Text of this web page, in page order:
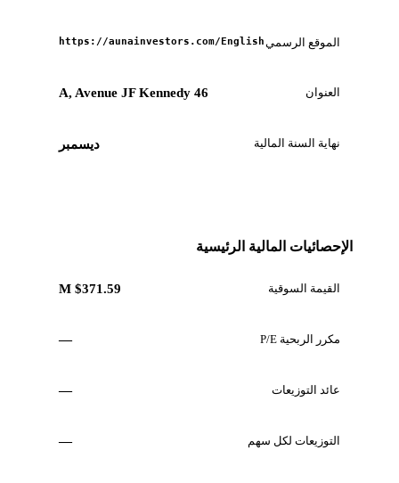
الموقع الرسمي https://aunainvestors.com/English
العنوان 46 A, Avenue JF Kennedy
نهاية السنة المالية ديسمبر
الإحصائيات المالية الرئيسية
القيمة السوقية $371.59 M
مكرر الربحية P/E —
عائد التوزيعات —
التوزيعات لكل سهم —